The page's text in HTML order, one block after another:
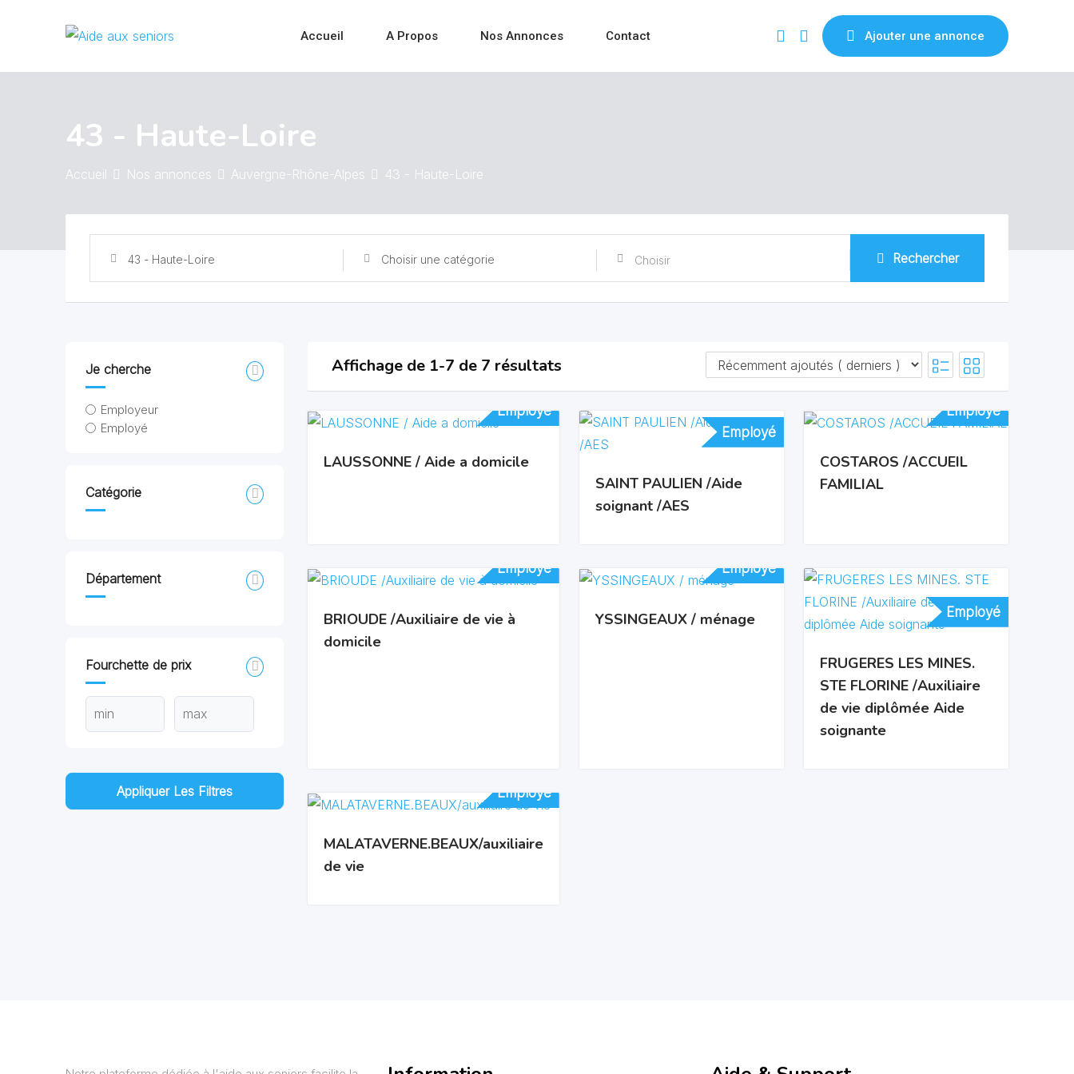
Accueil A Propos Nos Annonces Contact Ajouter une annonce
43 - Haute-Loire
Accueil Nos annonces Auvergne-Rhône-Alpes 43 - Haute-Loire
43 - Haute-Loire Choisir une catégorie Choisir Rechercher
Je cherche
Employeur
Employé
Catégorie
Département
Fourchette de prix
Appliquer Les Filtres
Affichage de 1-7 de 7 résultats
Employé
Employé
LAUSSONNE / Aide a domicile
Employé
Employé
SAINT PAULIEN /Aide
soignant /AES
Employé
Employé
COSTAROS /ACCUEIL
FAMILIAL
Employé
Employé
BRIOUDE /Auxiliaire de vie à
domicile
Employé
Employé
YSSINGEAUX / ménage Employé
Employé
FRUGERES LES MINES.
STE FLORINE /Auxiliaire
de vie diplômée Aide
soignante
Employé
Employé
MALATAVERNE.BEAUX/auxiliaire
de vie